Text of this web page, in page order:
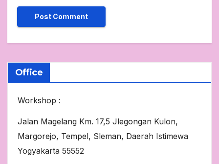
Office
Workshop :
Jalan Magelang Km. 17,5 Jlegongan Kulon,
Margorejo, Tempel, Sleman, Daerah Istimewa
Yogyakarta 55552